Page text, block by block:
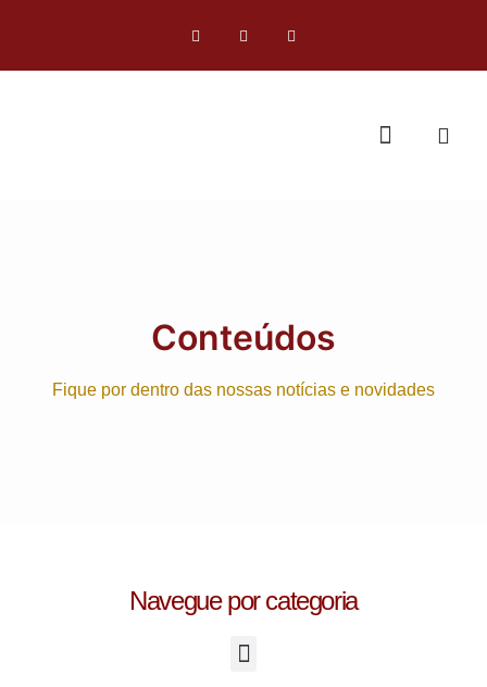
Conteúdos
Fique por dentro das nossas notícias e novidades
Navegue por categoria